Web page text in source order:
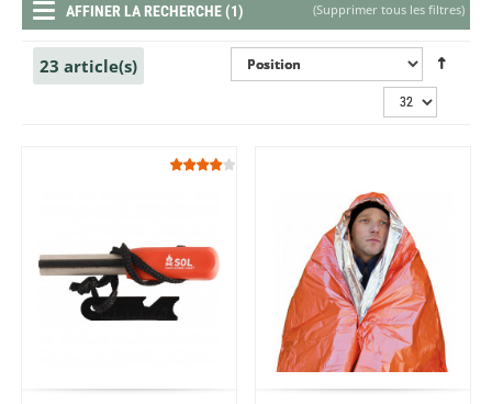
(Supprimer tous les filtres)
AFFINER LA RECHERCHE (1)
23 article(s)